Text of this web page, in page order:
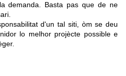
demanda. Basta pas que de ne
d'un tal siti, òm se deu
lo melhor projècte possible e